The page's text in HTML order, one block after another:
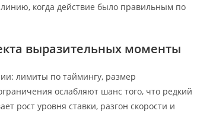
когда действие было правильным по
выразительных моменты
лимиты по таймингу, размер
ослабляют шанс того, что редкий
рост уровня ставки, разгон скорости и